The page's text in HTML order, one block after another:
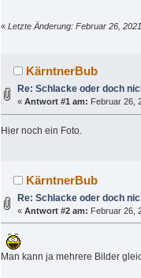
« Letzte Änderung: Februar 26,
KärntnerBub
Re: Schlacke oder doch
«Antwort #1 am: Februar 26,
Hier noch ein Foto.
KärntnerBub
Re: Schlacke oder doch
«Antwort #2 am: Februar 26,
Man kann ja mehrere Bilder